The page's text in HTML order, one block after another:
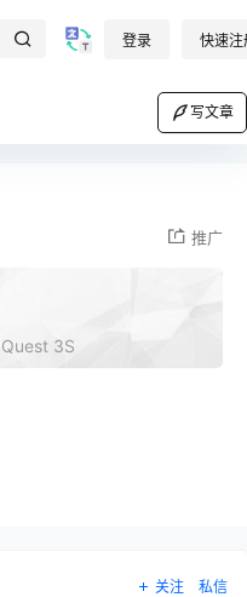
登录 快速注
写文章
推广
3S
关注 私信